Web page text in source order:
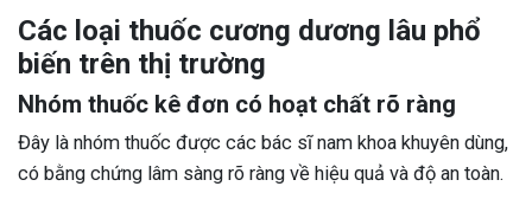
Các loại thuốc cương dương lâu phổ
biến trên thị trường
Nhóm thuốc kê đơn có hoạt chất rõ ràng
Đây là nhóm thuốc được các bác sĩ nam khoa khuyên dùng,
có bằng chứng lâm sàng rõ ràng về hiệu quả và độ an toàn.